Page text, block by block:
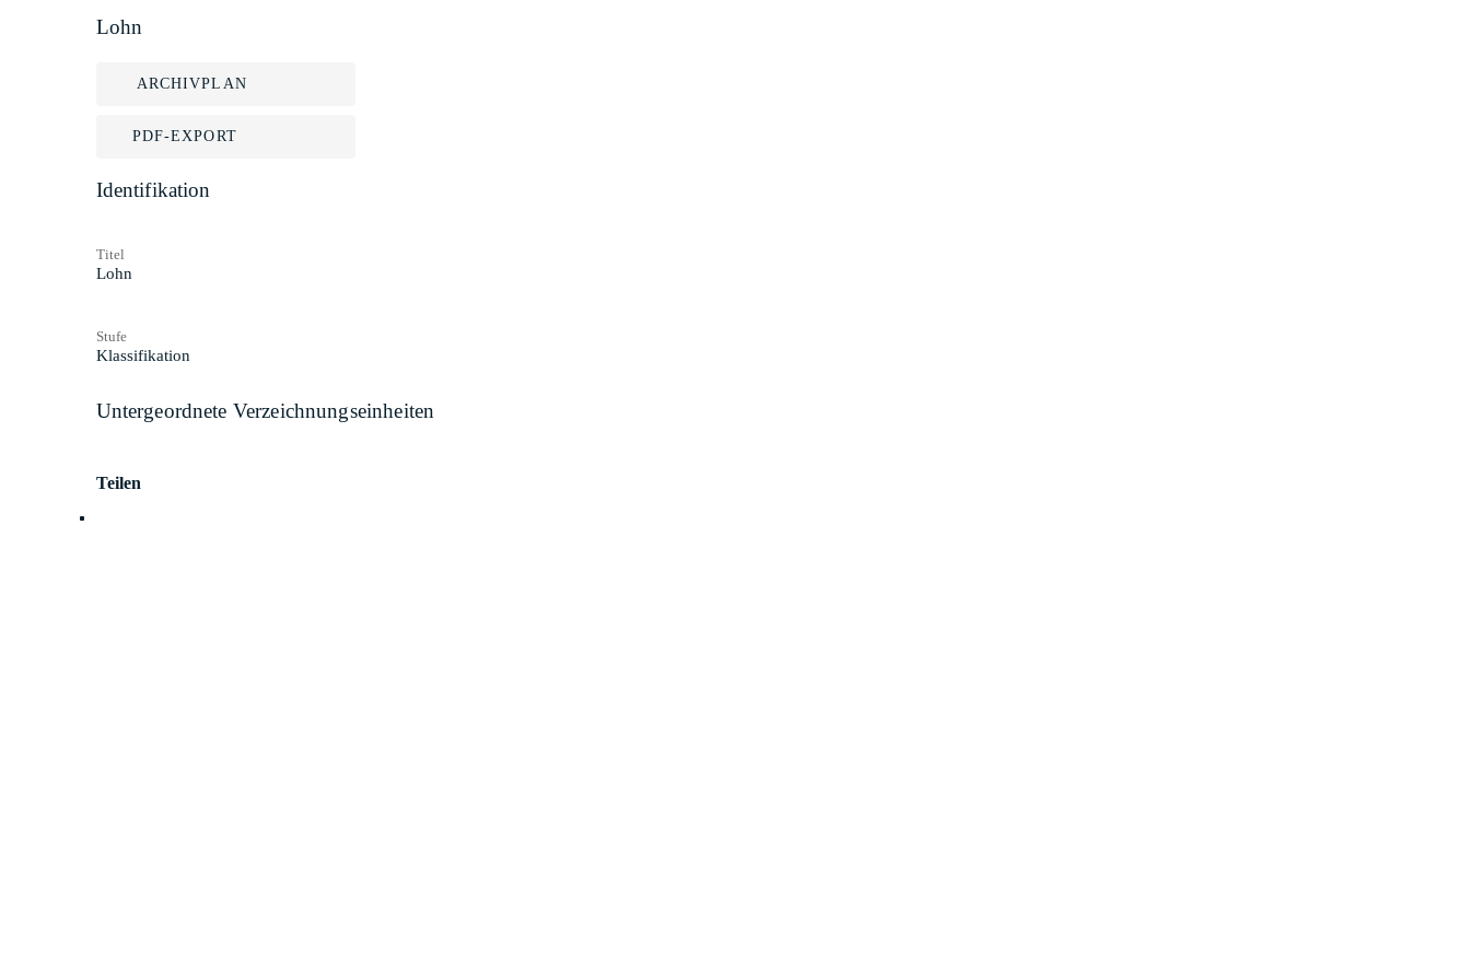
Lohn
ARCHIVPLAN
PDF-EXPORT
Identifikation
Titel
Lohn
Stufe
Klassifikation
Untergeordnete Verzeichnungseinheiten
Teilen